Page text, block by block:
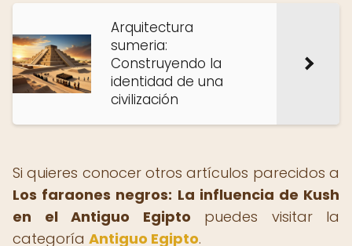
Arquitectura
sumeria:
Construyendo la
identidad de una
civilización
Si quieres conocer otros artículos parecidos a
Los faraones negros: La influencia de Kush
en el Antiguo Egipto puedes visitar la
categoría Antiguo Egipto.